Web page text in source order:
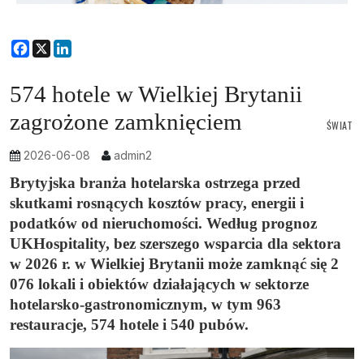
Facebook
X
574 hotele w Wielkiej Brytanii
zagrożone zamknięciem
ŚWIAT
2026-06-08 admin2
Brytyjska branża hotelarska ostrzega przed
skutkami rosnących kosztów pracy, energii i
podatków od nieruchomości. Według prognoz
UKHospitality, bez szerszego wsparcia dla sektora
w 2026 r. w Wielkiej Brytanii może zamknąć się 2
076 lokali i obiektów działających w sektorze
hotelarsko-gastronomicznym, w tym 963
restauracje, 574 hotele i 540 pubów.